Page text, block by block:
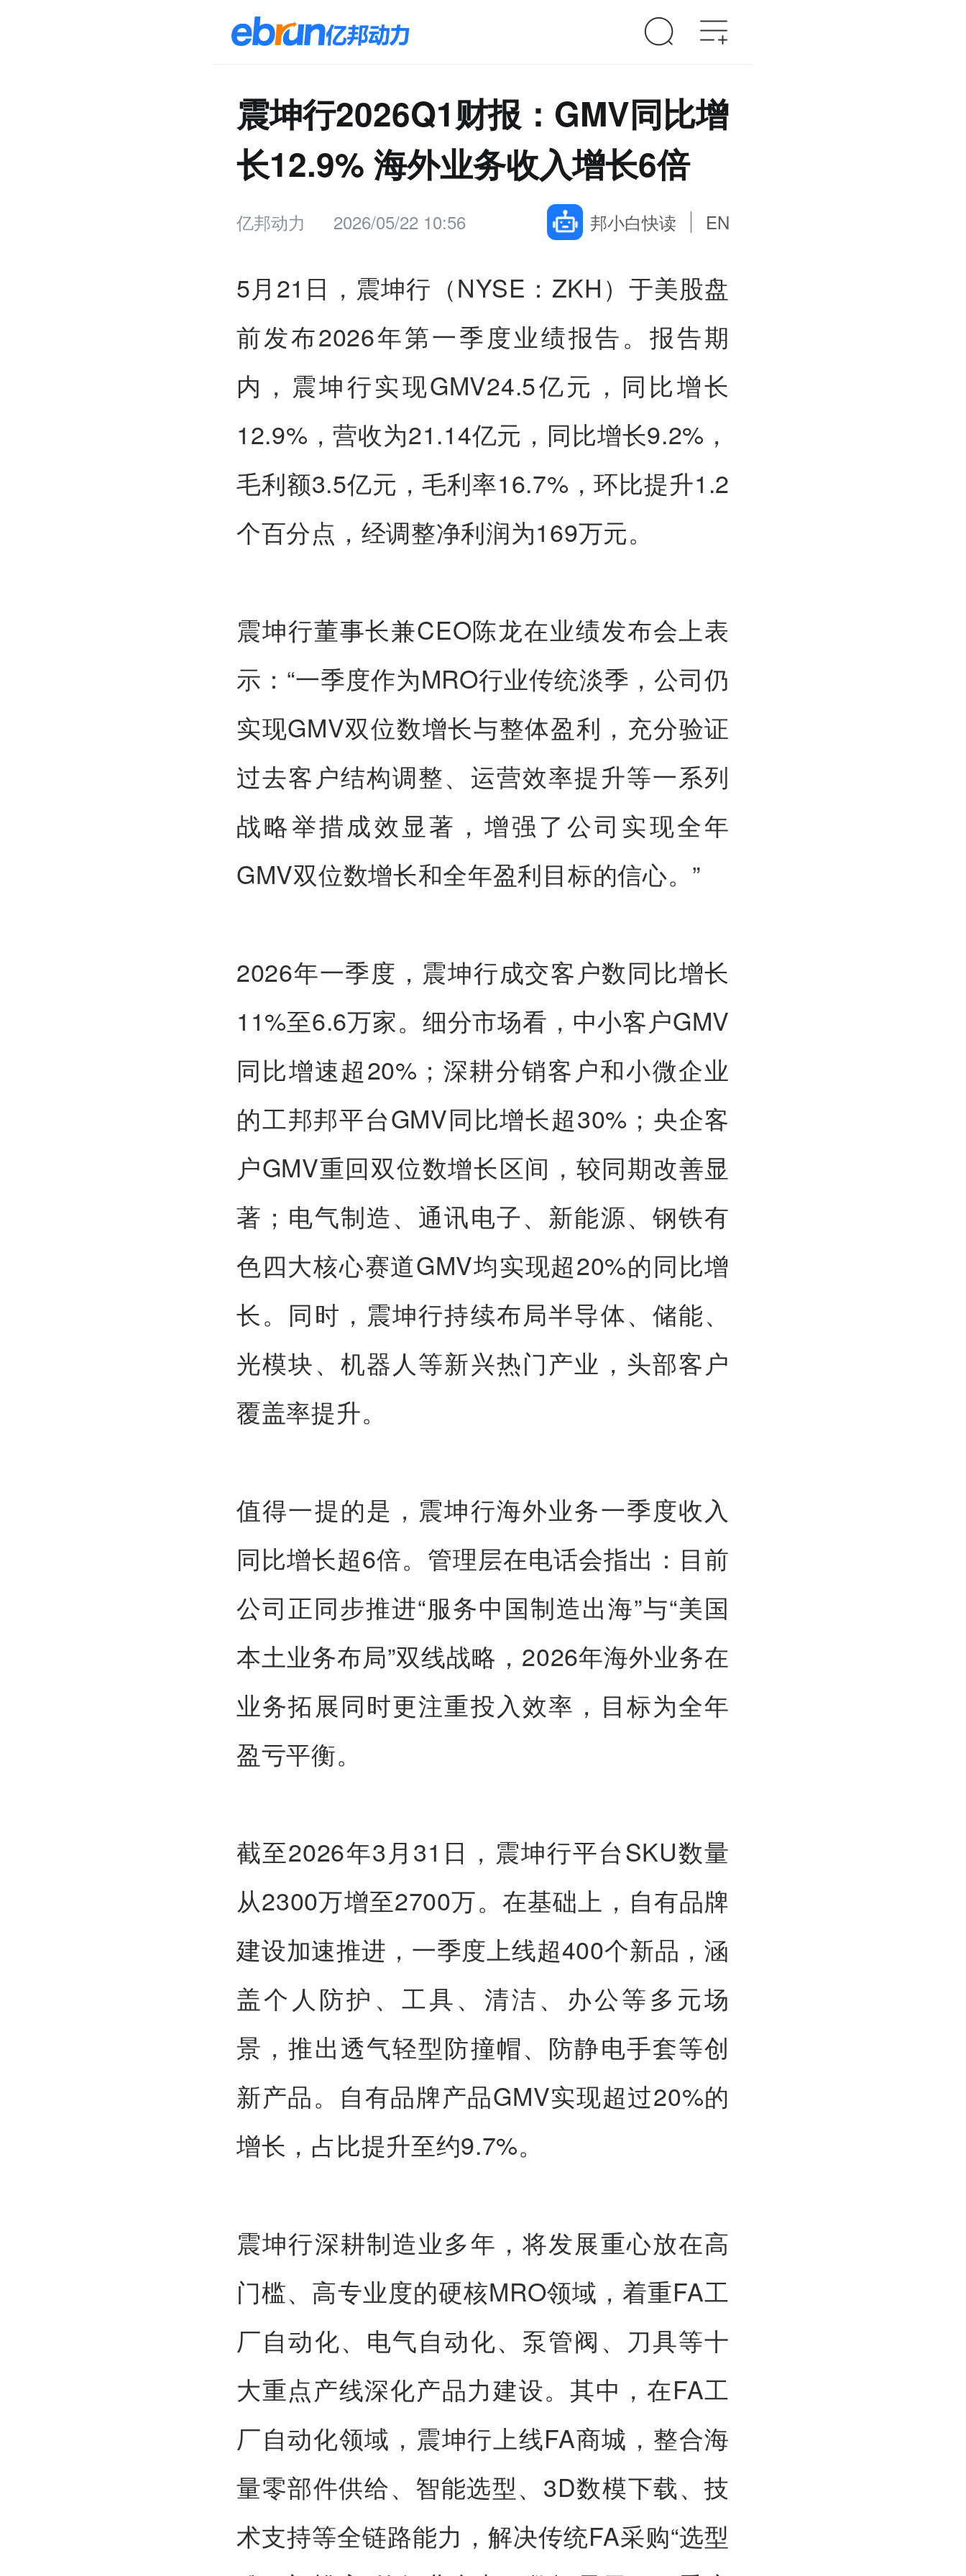
震坤行2026Q1财报：GMV同比增
长12.9% 海外业务收入增长6倍
亿邦动力 2026/05/22 10:56 邦小白快读 EN
5月21日，震坤行（NYSE：ZKH）于美股盘
前发布2026年第一季度业绩报告。报告期
内，震坤行实现GMV24.5亿元，同比增长
12.9%，营收为21.14亿元，同比增长9.2%，
毛利额3.5亿元，毛利率16.7%，环比提升1.2
个百分点，经调整净利润为169万元。
震坤行董事长兼CEO陈龙在业绩发布会上表
示：“一季度作为MRO行业传统淡季，公司仍
实现GMV双位数增长与整体盈利，充分验证
过去客户结构调整、运营效率提升等一系列
战略举措成效显著，增强了公司实现全年
GMV双位数增长和全年盈利目标的信心。”
2026年一季度，震坤行成交客户数同比增长
11%至6.6万家。细分市场看，中小客户GMV
同比增速超20%；深耕分销客户和小微企业
的工邦邦平台GMV同比增长超30%；央企客
户GMV重回双位数增长区间，较同期改善显
著；电气制造、通讯电子、新能源、钢铁有
色四大核心赛道GMV均实现超20%的同比增
长。同时，震坤行持续布局半导体、储能、
光模块、机器人等新兴热门产业，头部客户
覆盖率提升。
值得一提的是，震坤行海外业务一季度收入
同比增长超6倍。管理层在电话会指出：目前
公司正同步推进“服务中国制造出海”与“美国
本土业务布局”双线战略，2026年海外业务在
业务拓展同时更注重投入效率，目标为全年
盈亏平衡。
截至2026年3月31日，震坤行平台SKU数量
从2300万增至2700万。在基础上，自有品牌
建设加速推进，一季度上线超400个新品，涵
盖个人防护、工具、清洁、办公等多元场
景，推出透气轻型防撞帽、防静电手套等创
新产品。自有品牌产品GMV实现超过20%的
增长，占比提升至约9.7%。
震坤行深耕制造业多年，将发展重心放在高
门槛、高专业度的硬核MRO领域，着重FA工
厂自动化、电气自动化、泵管阀、刀具等十
大重点产线深化产品力建设。其中，在FA工
厂自动化领域，震坤行上线FA商城，整合海
量零部件供给、智能选型、3D数模下载、技
术支持等全链路能力，解决传统FA采购“选型